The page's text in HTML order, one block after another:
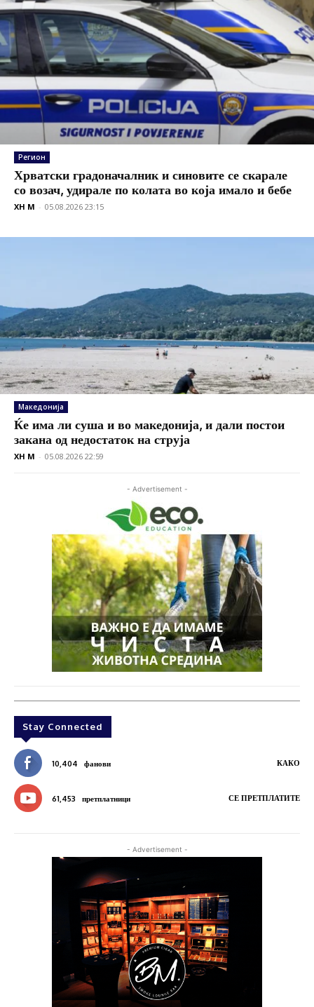
Регион
Хрватски градоначалник и синовите се скарале
со возач, удирале по колата во која имало и бебе
XH M - 05.08.2026 23:15
Македонија
Ќе има ли суша и во македонија, и дали постои
закана од недостаток на струја
XH M - 05.08.2026 22:59
- Advertisement -
Stay Connected
10,404 фанови КАКО
61,453 претплатници СЕ ПРЕТПЛАТИТЕ
- Advertisement -